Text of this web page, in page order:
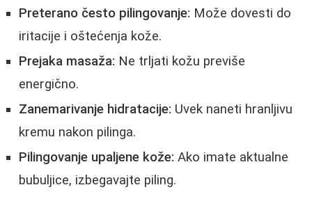
Preterano često pilingovanje: Može dovesti do
iritacije i oštećenja kože.
Prejaka masaža: Ne trljati kožu previše
energično.
Zanemarivanje hidratacije: Uvek naneti hranljivu
kremu nakon pilinga.
Pilingovanje upaljene kože: Ako imate aktualne
bubuljice, izbegavajte piling.